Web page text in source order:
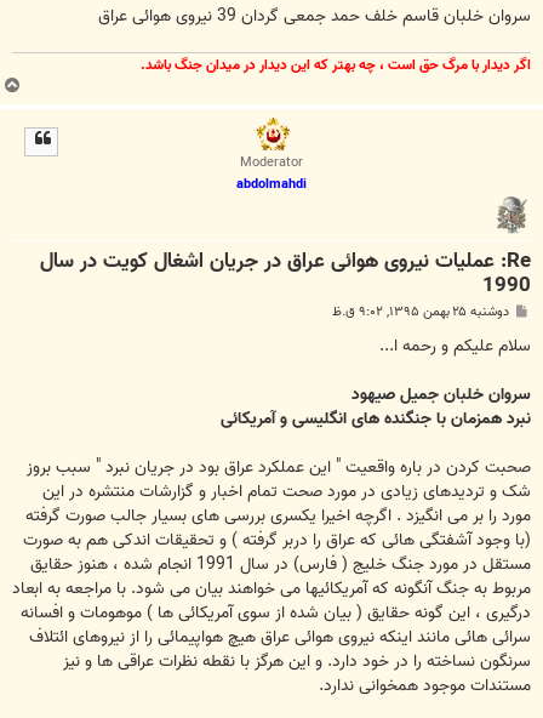
سروان خلبان قاسم خلف حمد جمعی گردان 39 نیروی هوائی عراق
اگر ديدار با مرگ حق است ، چه بهتر كه اين ديدار در ميدان جنگ باشد.
ب
ا
Moderator
abdolmahdi
Re: عملیات نیروی هوائی عراق در جریان اشغال کویت در سال
1990
پ
ت
دوشنبه ۲۵ بهمن ۱۳۹۵, ۹:۰۲ ق.ظ
سلام علیکم و رحمه ا...
سروان خلبان جمیل صیهود
نبرد همزمان با جنگنده های انگلیسی و آمریکائی
صحبت کردن در باره واقعیت " این عملکرد عراق بود در جریان نبرد " سبب بروز
شک و تردیدهای زیادی در مورد صحت تمام اخبار و گزارشات منتشره در این
مورد را بر می انگیزد . اگرچه اخیرا یکسری بررسی های بسیار جالب صورت گرفته
(با وجود آشفتگی هائی که عراق را دربر گرفته ) و تحقیقات اندکی هم به صورت
مستقل در مورد جنگ خلیج ( فارس) در سال 1991 انجام شده ، هنوز حقایق
مربوط به جنگ آنگونه که آمریکائیها می خواهند بیان می شود. با مراجعه به ابعاد
درگیری ، این گونه حقایق ( بیان شده از سوی آمریکائی ها ) موهومات و افسانه
سرائی هائی مانند اینکه نیروی هوائی عراق هیچ هواپیمائی را از نیروهای ائتلاف
سرنگون نساخته را در خود دارد. و این هرگز با نقطه نظرات عراقی ها و نیز
مستندات موجود همخوانی ندارد.